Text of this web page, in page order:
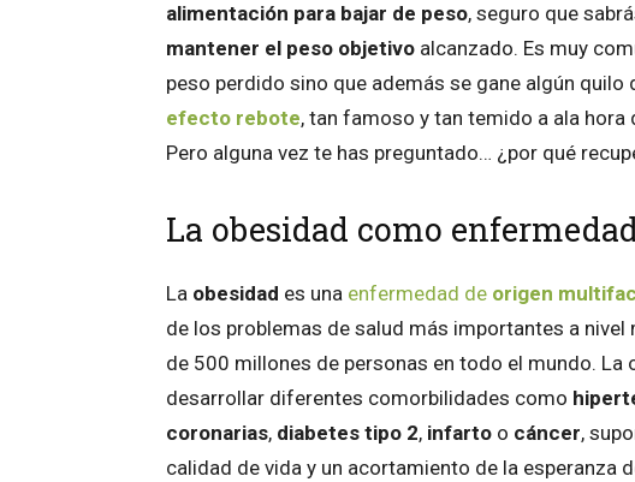
alimentación para bajar de peso, seguro que
mantener el peso objetivo alcanzado. Es muy
peso perdido sino que además se gane algún
efecto rebote, tan famoso y tan temido a ala hora
Pero alguna vez te has preguntado… ¿por qué
La obesidad como
La obesidad es una enfermedad de origen
de los problemas de salud más importantes a
de 500 millones de personas en todo el mundo. La
desarrollar diferentes comorbilidades como
coronarias, diabetes tipo 2, infarto o cáncer,
calidad de vida y un acortamiento de la esperanza